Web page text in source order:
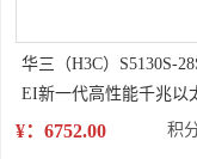
华三（H3C）S5130S-
EI新一代高性能千兆以
网交换机
¥：6752.00 积